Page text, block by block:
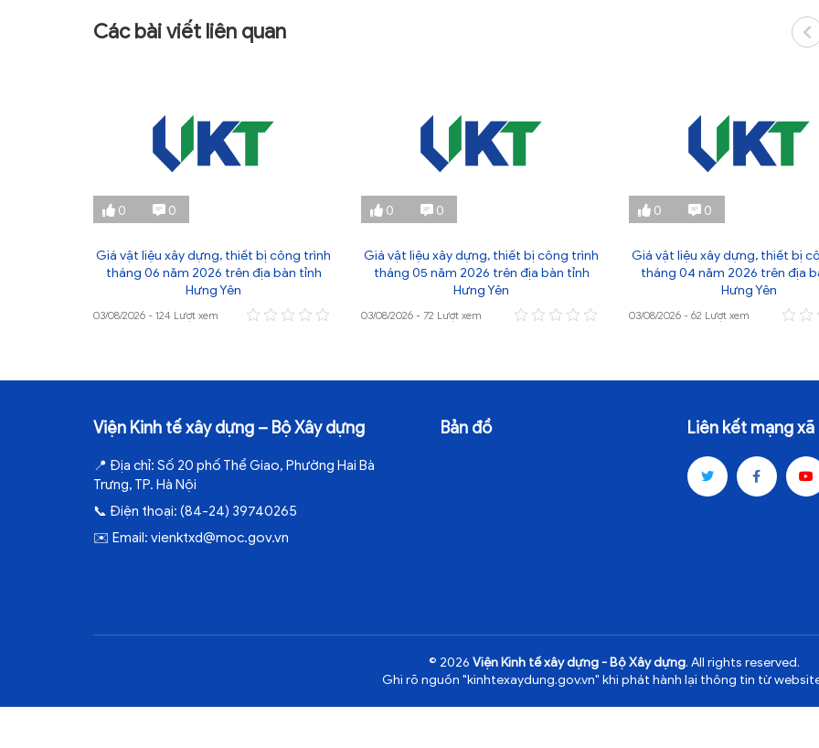
Các bài viết liên quan
0 0
Giá vật liệu xây dựng, thiết bị công trình
tháng 06 năm 2026 trên địa bàn tỉnh
Hưng Yên
03/08/2026 - 124 Lượt xem
0 0
Giá vật liệu xây dựng, thiết bị công trình
tháng 05 năm 2026 trên địa bàn tỉnh
Hưng Yên
03/08/2026 - 72 Lượt xem
0 0
Giá vật liệu xây dựng, thiết bị
tháng 04 năm 2026 trên địa
Hưng Yên
03/08/2026 - 62 Lượt xem
Viện Kinh tế xây dựng – Bộ Xây dựng
📍 Địa chỉ: Số 20 phố Thể Giao, Phường Hai Bà
Trưng, TP. Hà Nội
📞 Điện thoại: (84-24) 39740265
✉️ Email: vienktxd@moc.gov.vn
Bản đồ Liên kết mạng xã
© 2026 Viện Kinh tế xây dựng - Bộ Xây dựng. All rights reserved.
Ghi rõ nguồn "kinhtexaydung.gov.vn" khi phát hành lại thông tin từ